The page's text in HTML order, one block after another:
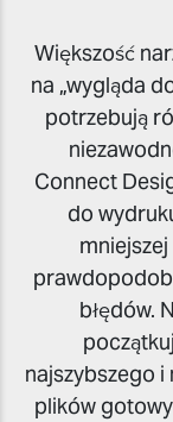
Większość
na „wygląda
potrzebują
Connect
do
błędów.
najszybszego i
plików